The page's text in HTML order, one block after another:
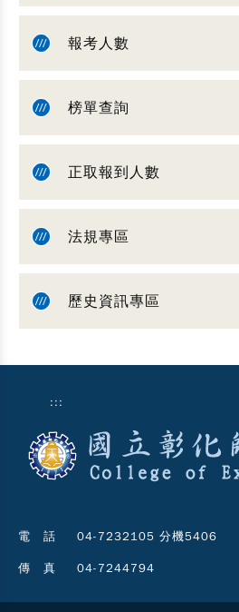
報考人數
榜單查詢
正取報到人數
法規專區
歷史資訊專區
:::
電 話 04-7232105 分機5406
傳 真 04-7244794